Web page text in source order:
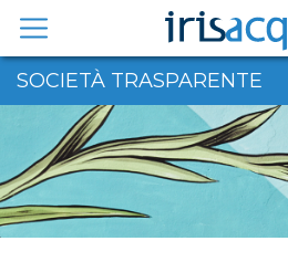
contenuto
SOCIETÀ TRASPARENTE